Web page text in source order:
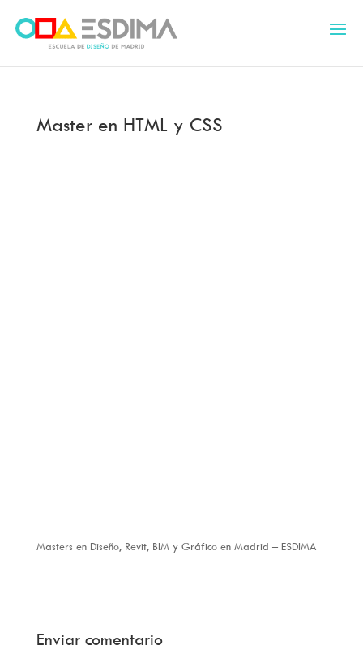
Master en HTML y CSS
Masters en Diseño, Revit, BIM y Gráfico en Madrid – ESDIMA
Enviar comentario